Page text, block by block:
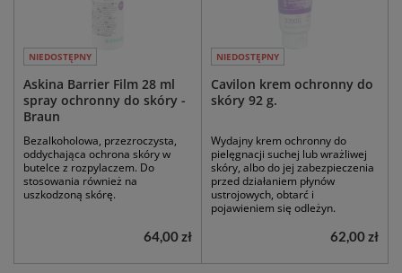
NIEDOSTĘPNY
Askina Barrier Film 28 ml
spray ochronny do skóry -
Braun
Bezalkoholowa, przezroczysta,
oddychająca ochrona skóry w
butelce z rozpylaczem. Do
stosowania również na
uszkodzoną skórę.
64,00 zł
NIEDOSTĘPNY
Cavilon krem ochronny do
skóry 92 g.
Wydajny krem ochronny do
pielęgnacji suchej lub wrażliwej
skóry, albo do jej zabezpieczenia
przed działaniem płynów
ustrojowych, obtarć i
pojawieniem się odleżyn.
62,00 zł